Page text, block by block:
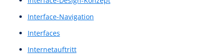
High-Fidelity-Wireframes